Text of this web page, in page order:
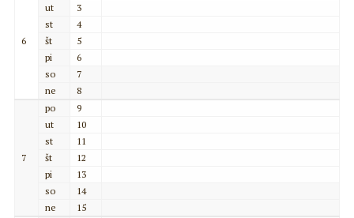
6
ut
3
st
4
št
5
pi
6
so
7
ne
8
7
po
9
ut
10
st
11
št
12
pi
13
so
14
ne
15